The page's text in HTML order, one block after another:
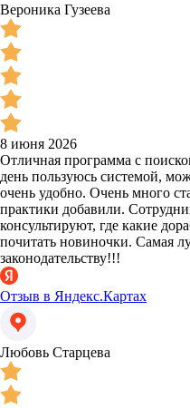
Вероника Гузеева
8 июня 2026
Отличная программа с
день пользуюсь системой,
очень удобно. Очень много
практики добавили.
консультируют, где какие
почитать новиночки. Самая
законодательству!!!
Отзыв в Яндекс.Картах
Любовь Старцева